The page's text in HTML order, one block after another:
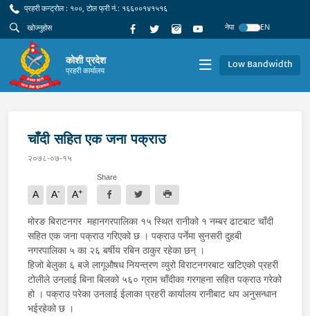
प्रहरी कन्ट्रोल : १००, टोल फ्री नं.: १६६००१४१५१६
नेपा
EN
कोशी प्रदेश
प्रहरी कार्यालय Low Bandwidth
चाँदी सहित एक जना पक्राउ
२०७८-०७-१५
A A- A+
Share
मोरङ बिराटनगर महानगरपालिका १५ स्थित रानीको १ नम्बर ढाटबाट चाँदी
सहित एक जना पक्राउ गरिएको छ । पक्राउ पर्नेमा सुनसरी दुहबी
नगरपालिका ५ का २६ बर्षीय रबिन ठाकुर रहेका छन् ।
हिजो बेलुका ६ बजे लागूऔषध नियन्त्रण व्युरो विराटनगरबाट खटिएको प्रहरी
टोलीले उनलाई बिना बिलको ५६० ग्राम चाँदीका गरगहना सहित पक्राउ गरेको
हो । पक्राउ परेका उनलाई ईलाका प्रहरी कार्यालय रानीबाट थप अनुसन्धान
भईरहेको छ ।